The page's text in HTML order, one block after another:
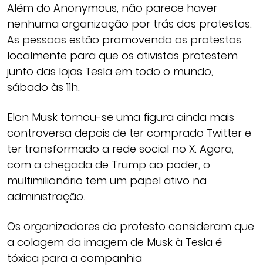
Além do Anonymous, não parece haver
nenhuma organização por trás dos protestos.
As pessoas estão promovendo os protestos
localmente para que os ativistas protestem
junto das lojas Tesla em todo o mundo,
sábado às 11h.
Elon Musk tornou-se uma figura ainda mais
controversa depois de ter comprado Twitter e
ter transformado a rede social no X. Agora,
com a chegada de Trump ao poder, o
multimilionário tem um papel ativo na
administração.
Os organizadores do protesto consideram que
a colagem da imagem de Musk à Tesla é
tóxica para a companhia